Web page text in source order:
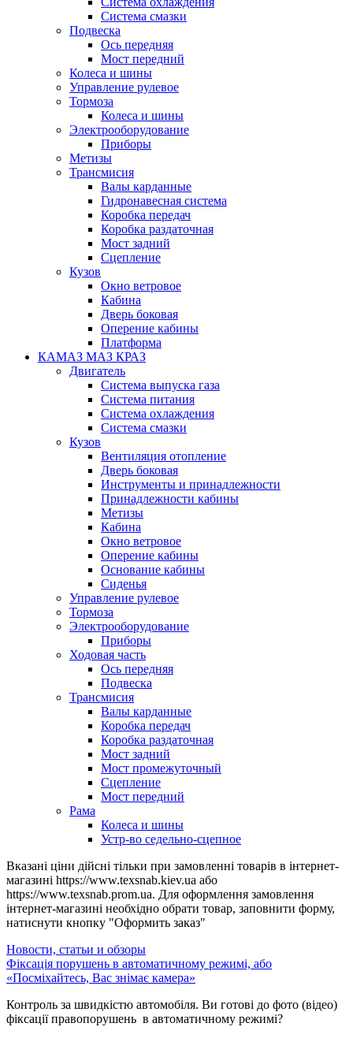
Система смазки
Подвеска
Ось передняя
Мост передний
Колеса и шины
Управление рулевое
Тормоза
Колеса и шины
Электрооборудование
Приборы
Метизы
Трансмисия
Валы карданные
Гидронавесная система
Коробка передач
Коробка раздаточная
Мост задний
Сцепление
Кузов
Окно ветровое
Кабина
Дверь боковая
Оперение кабины
Платформа
КАМАЗ МАЗ КРАЗ
Двигатель
Система выпуска газа
Система питания
Система охлаждения
Система смазки
Кузов
Вентиляция отопление
Дверь боковая
Инструменты и принадлежности
Принадлежности кабины
Метизы
Кабина
Окно ветровое
Оперение кабины
Основание кабины
Сиденья
Управление рулевое
Тормоза
Электрооборудование
Приборы
Ходовая часть
Ось передняя
Подвеска
Трансмисия
Валы карданные
Коробка передач
Коробка раздаточная
Мост задний
Мост промежуточный
Сцепление
Мост передний
Рама
Колеса и шины
Устр-во седельно-сцепное
Вказані ціни дійсні тільки при замовленні товарів в інтернет-
магазині https://www.texsnab.kiev.ua або
https://www.texsnab.prom.ua. Для оформлення замовлення
інтернет-магазині необхідно обрати товар, заповнити форму,
натиснути кнопку "Оформить заказ"
Новости, статьи и обзоры
Фіксація порушень в автоматичному режимі, або
«Посміхайтесь, Вас знімає камера»
Контроль за швидкістю автомобіля. Ви готові до фото (відео)
фіксації правопорушень в автоматичному режимі?